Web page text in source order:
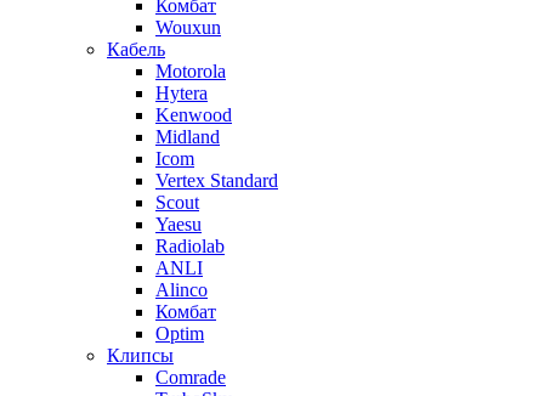
Комбат
Wouxun
Кабель
Motorola
Hytera
Kenwood
Midland
Icom
Vertex Standard
Scout
Yaesu
Radiolab
ANLI
Alinco
Комбат
Optim
Клипсы
Comrade